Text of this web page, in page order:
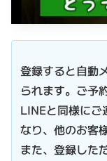
登録すると自動
られます。ご予
LINEと同様にご
なり、他のお客
また、登録した